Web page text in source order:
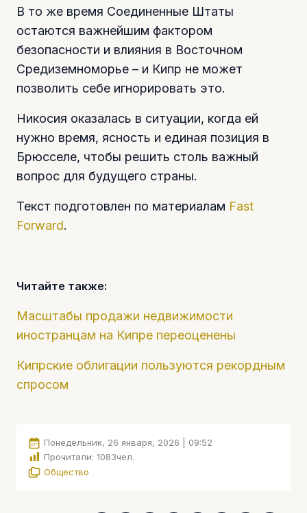
В то же время Соединенные Штаты
остаются важнейшим фактором
безопасности и влияния в Восточном
Средиземноморье – и Кипр не может
позволить себе игнорировать это.
Никосия оказалась в ситуации, когда ей
нужно время, ясность и единая позиция в
Брюсселе, чтобы решить столь важный
вопрос для будущего страны.
Текст подготовлен по материалам Fast
Forward.
Читайте также:
Масштабы продажи недвижимости
иностранцам на Кипре переоценены
Кипрские облигации пользуются рекордным
спросом
Понедельник, 26 января, 2026 | 09:52
Прочитали: 1083чел.
Общество